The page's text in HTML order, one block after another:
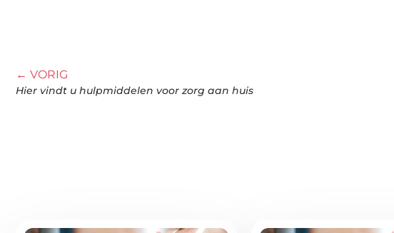
← VORIG
Hier vindt u hulpmiddelen voor zorg aan huis